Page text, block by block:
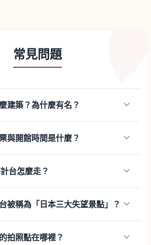
常見問題
建築？為什麼有名？ keyboard_arrow_down
與開館時間是什麼？ keyboard_arrow_down
台怎麼走？ keyboard_arrow_down
被稱為「日本三大失望景點」？ keyboard_arrow_down
拍照點在哪裡？ keyboard_arrow_down